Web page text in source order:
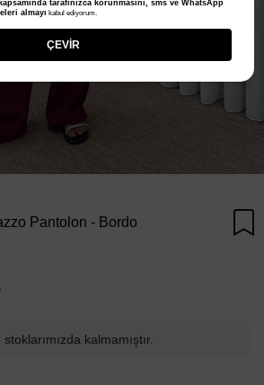
Pantolon - Bordo
kalmamıştır.
tarafınızca korunmasını, sms ve WhatsApp
almayı kabul ediyorum.
ÇEVİR